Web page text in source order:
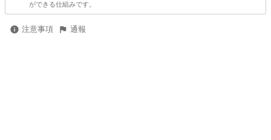
ができる仕組みです。
注意事項 通報